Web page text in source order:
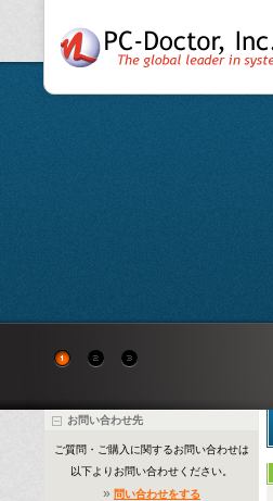
お問い合わせ先
ご質問・ご購入に関するお問い合わせは
以下よりお問い合わせください。
» 問い合わせをする